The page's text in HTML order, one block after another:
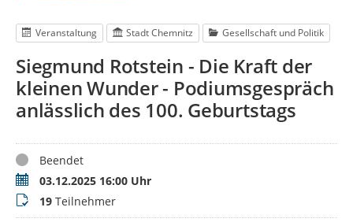
Veranstaltung Stadt Chemnitz Gesellschaft und Politik
Siegmund Rotstein - Die Kraft der
kleinen Wunder - Podiumsgespräch
anlässlich des 100. Geburtstags
StatusBeendet
Termin03.12.2025 16:00 Uhr
Teilnehmer
19 Teilnehmer